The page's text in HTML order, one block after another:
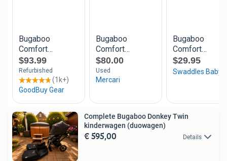
Complete Bugaboo Donkey Twin
kinderwagen (duowagen)
€ 595,00 Details